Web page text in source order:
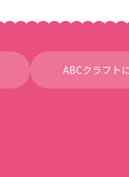
ABCクラフト